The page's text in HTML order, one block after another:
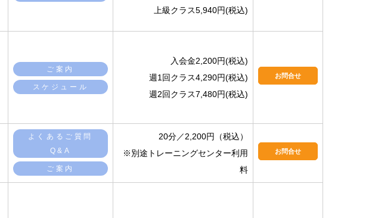
上級クラス5,940円(税込)
ご案内
スケジュール
入会金2,200円(税込)
週1回クラス4,290円(税込)
週2回クラス7,480円(税込)
お問合せ
よくあるご質問
Q&A
ご案内
20分／2,200円（税込）
※別途トレーニングセンター利用
料
お問合せ